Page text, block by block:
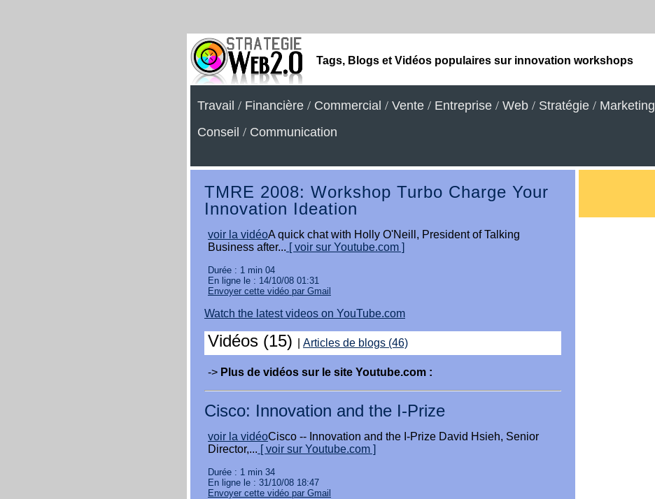
Tags, Blogs et Vidéos populaires sur innovation workshops
Travail / Financière / Commercial / Vente / Entreprise / Web / Stratégie / Marketing
Conseil / Communication
TMRE 2008: Workshop Turbo Charge Your
Innovation Ideation
voir la vidéoA quick chat with Holly O'Neill, President of Talking
Business after... [ voir sur Youtube.com ]
Durée : 1 min 04
En ligne le : 14/10/08 01:31
Envoyer cette vidéo par Gmail
Watch the latest videos on YouTube.com
Vidéos (15) Articles de blogs (46)
-> Plus de vidéos sur le site Youtube.com :
Cisco: Innovation and the I-Prize
voir la vidéoCisco -- Innovation and the I-Prize David Hsieh, Senior
Director,... [ voir sur Youtube.com ]
Durée : 1 min 34
En ligne le : 31/10/08 18:47
Envoyer cette vidéo par Gmail